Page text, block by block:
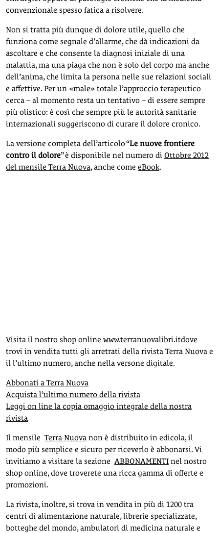
convenzionale spesso fatica a risolvere.
Non si tratta più dunque di dolore utile, quello che
funziona come segnale d’allarme, che dà indicazioni da
ascoltare e che consente la diagnosi iniziale di una
malattia, ma una piaga che non è solo del corpo ma anche
dell’anima, che limita la persona nelle sue relazioni sociali
e affettive. Per un «male» totale l’approccio terapeutico
cerca – al momento resta un tentativo – di essere sempre
più olistico: è così che sempre più le autorità sanitarie
internazionali suggeriscono di curare il dolore cronico.
La versione completa dell’articolo “Le nuove frontiere
contro il dolore” è disponibile nel numero di Ottobre 2012
del mensile Terra Nuova, anche come eBook.
Visita il nostro shop online www.terranuovalibri.itdove
trovi in vendita tutti gli arretrati della rivista Terra Nuova e
il l’ultimo numero, anche nella versone digitale.
Abbonati a Terra Nuova
Acquista l’ultimo numero della rivista
Leggi on line la copia omaggio integrale della nostra
rivista
Il mensile Terra Nuova non è distribuito in edicola, il
modo più semplice e sicuro per riceverlo è abbonarsi. Vi
invitiamo a visitare la sezione ABBONAMENTI nel nostro
shop online, dove troverete una ricca gamma di offerte e
promozioni.
La rivista, inoltre, si trova in vendita in più di 1200 tra
centri di alimentazione naturale, librerie specializzate,
botteghe del mondo, ambulatori di medicina naturale e